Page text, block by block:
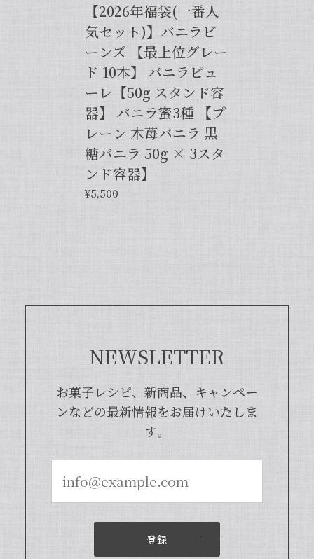
プリンをよく作るので購入しました。 今までは安価
なバニラエッセンスを仕方なく使っていました。 バ
ニラビーンズは手間がかかるし、バニラペーストは添
加物入っているし… 色々調べているうちに、無添加
のこちらの商品に辿り着きました。 やはり本物は違
いますね！ プリンだけでなくクッキーやマフィン等
にも使って楽しんでます♪
この度は当店をご利用いただきまして、
誠にありがとうございます！完全無添
加・バニラピューレを気に入ってくださ
り、大変嬉しく思います。こちらの商品
機会がございましたら、当店をよろしく
いつもお店で使わさせてもらってます。 バニラの香
りも良く、あの量でお値段も安くとても使いやすい
【2026年福袋(一番人
気セット)】バニラビ
ーンズ 【最上位グレー
ド 10本】 バニラピュ
ーレ【50g スタンド容
器】 バニラ蜜3種 【プ
レーン 木苺バニラ 黒
糖バニラ 50g × 3スタ
ンド容器】
¥5,500
NEWSLETTER
お菓子レシピ、新商品、キャンペー
ンなどの最新情報をお届けいたしま
す。
登録